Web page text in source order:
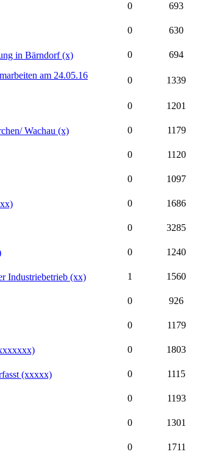
0 693
0 630
in Bärndorf (x) 0 694
am 24.05.16
0 1339
0 1201
Wachau (x) 0 1179
0 1120
0 1097
0 1686
0 3285
0 1240
Industriebetrieb (xx) 1 1560
0 926
0 1179
0 1803
(xxxxx) 0 1115
0 1193
0 1301
0 1711